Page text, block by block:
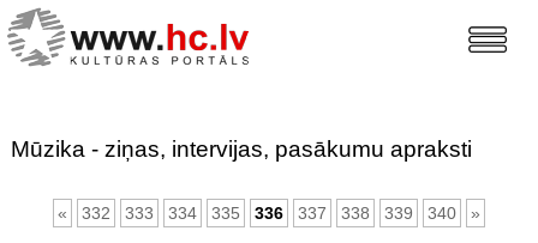
Mūzika - ziņas, intervijas, pasākumu apraksti
« 332 333 334 335 336 337 338 339 340 »